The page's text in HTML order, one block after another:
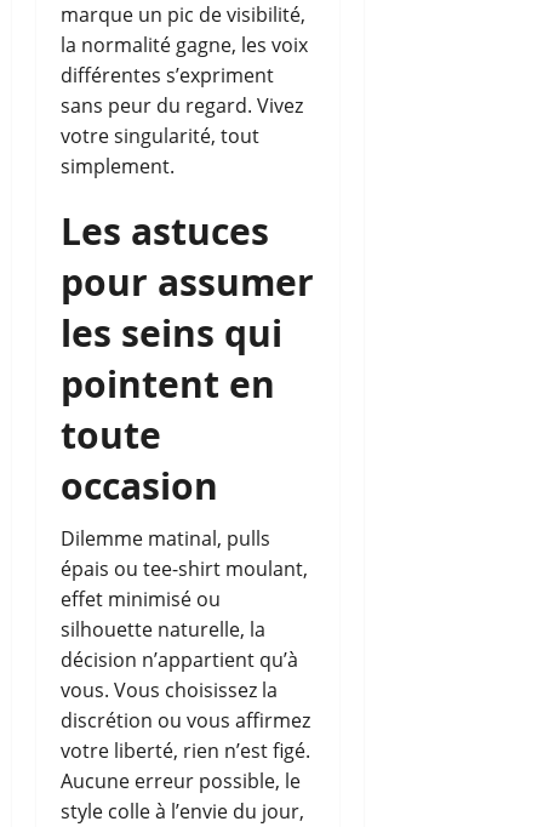
marque un pic de visibilité,
la normalité gagne, les voix
différentes s’expriment
sans peur du regard. Vivez
votre singularité, tout
simplement.
Les astuces
pour assumer
les seins qui
pointent en
toute
occasion
Dilemme matinal, pulls
épais ou tee-shirt moulant,
effet minimisé ou
silhouette naturelle, la
décision n’appartient qu’à
vous. Vous choisissez la
discrétion ou vous affirmez
votre liberté, rien n’est figé.
Aucune erreur possible, le
style colle à l’envie du jour,